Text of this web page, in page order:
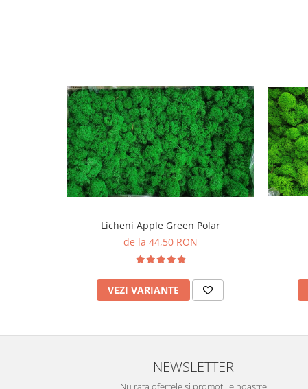
Licheni Apple Green Polar
de la 44,50 RON
VEZI VARIANTE
NEWSLETTER
Nu rata ofertele si promotiile noastre